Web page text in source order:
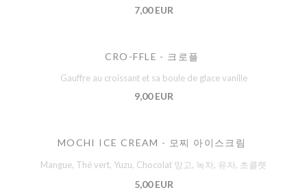
7,00 EUR
CRO-FFLE - 크로플
Gauffre au croissant et sa boule de glace vanille
9,00 EUR
MOCHI ICE CREAM - 모찌 아이스크림
Mangue, Thé vert, Yuzu, Chocolat 망고, 녹차, 유자, 초콜렛
5,00 EUR